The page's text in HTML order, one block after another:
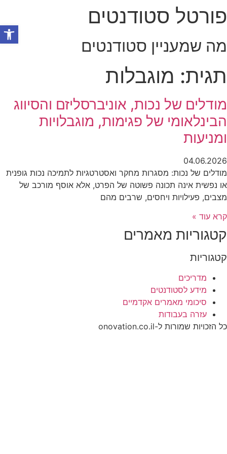
דלג
לתוכן
פורטל סטודנטים
מה שמעניין סטודנטים
תגית: מוגבלות
מודלים של נכות, אוניברסליזם והסיווג
הבינלאומי של פגימות, מוגבלויות
ומניעות
04.06.2026
מודלים של נכות: מסגרות מחקר ואסטרטגיות לתמיכה נכות גופנית
או נפשית אינה תכונה פשוטה של הפרט, אלא אוסף מורכב של
מצבים, פעילויות ויחסים, שרבים מהם
קרא עוד »
קטגוריות מאמרים
קטגוריות
מדריכים
מידע לסטודנטים
סיכומי מאמרים אקדמיים
עזרה בעבודות
כל הזכויות שמורות ל-onovation.co.il
פתח